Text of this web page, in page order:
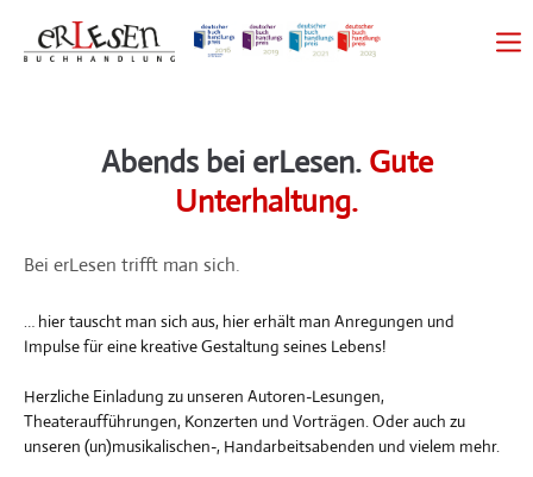
Abends bei erLesen. Gute
Unterhaltung.
Bei erLesen trifft man sich.
… hier tauscht man sich aus, hier erhält man Anregungen und
Impulse für eine kreative Gestaltung seines Lebens!
Herzliche Einladung zu unseren Autoren-Lesungen,
Theateraufführungen, Konzerten und Vorträgen. Oder auch zu
unseren (un)musikalischen-, Handarbeitsabenden und vielem mehr.